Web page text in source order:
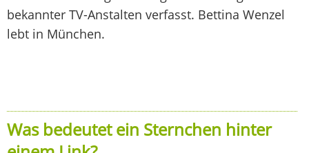
bekannter TV-Anstalten verfasst. Bettina Wenzel
lebt in München.
Was bedeutet ein Sternchen hinter